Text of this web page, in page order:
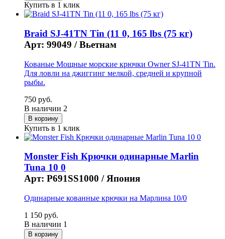
Купить в 1 клик
Braid SJ-41TN Tin (11 0, 165 lbs (75 кг)
Арт: 99049 /Вьетнам
Кованые Мощные морские крючки Owner SJ-41TN Tin.
Для ловли на джиггинг мелкой, средней и крупной
рыбы.
750 руб.
В наличии 2
Купить в 1 клик
Monster Fish Крючки одинарные Marlin
Tuna 10 0
Арт: P691SS1000 /Япония
Одинарные кованные крючки на Марлина 10/0
1 150 руб.
В наличии 1